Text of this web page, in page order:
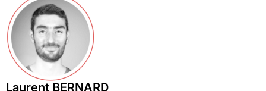
Laurent BERNARD